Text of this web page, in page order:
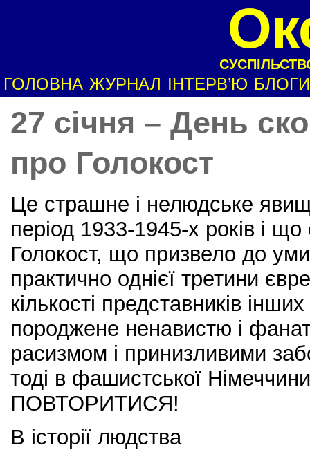
ГОЛОВНА ЖУРНАЛ ІНТЕРВ’Ю БЛОГИ
27 січня – День
про Голокост
Це страшне і нелюдське
період 1933-1945-х років і
Голокост, що призвело до
практично однієї третини
кількості представників
породжене ненавистю і
расизмом і принизливими
тоді в фашистської
ПОВТОРИТИСЯ!
В історії людства